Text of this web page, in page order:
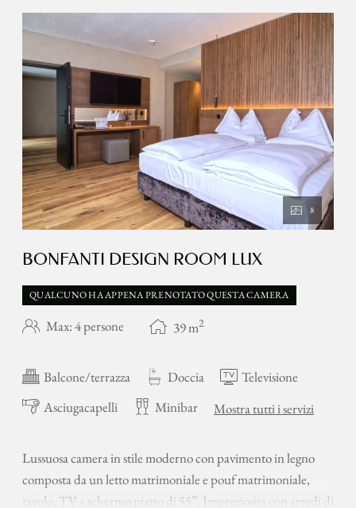
8
BONFANTI DESIGN ROOM LUX
QUALCUNO HA APPENA PRENOTATO QUESTA CAMERA
Max: 4 persone 39m2
Balcone/terrazza Doccia
Televisione
Asciugacapelli
Minibar Mostra tutti i servizi
Lussuosa camera in stile moderno con pavimento in legno
composta da un letto matrimoniale e pouf matrimoniale,
tavolo, TV a schermo piatto di 55”. Impreziosita con arredi di